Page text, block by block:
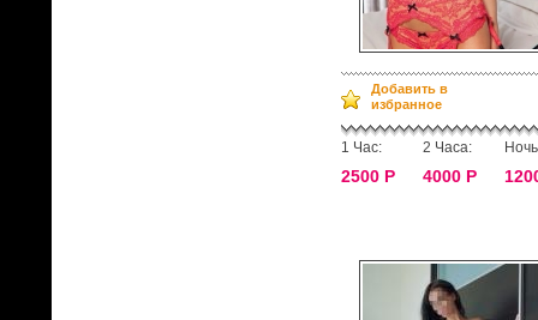
Добавить в
избранное
1 Час:
2500 Р
2 Часа:
4000 Р